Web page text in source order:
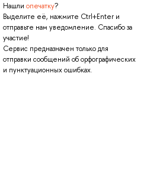
Нашли опечатку?
Выделите её, нажмите Ctrl+Enter и
отправьте нам уведомление. Спасибо за
участие!
Сервис предназначен только для
отправки сообщений об орфографических
и пунктуационных ошибках.